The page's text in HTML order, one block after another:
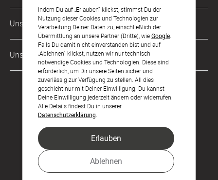
Indem Du auf „Erlauben“ klickst, stimmst Du der
Nutzung dieser Cookies und Technologien zur
Verarbeitung Deiner Daten zu, einschließlich der
Übermittlung an unsere Partner (Dritte), wieGoogle
Falls Du damit nicht einverstanden bist und auf
„Ablehnen“ klickst, nutzen wir nur technisch
notwendige Cookies und Technologien. Diese sind
erforderlich, um Dir unsere Seiten sicher und
zuverlässig zur Verfügung zu stellen. All dies
geschieht nur mit Deiner Einwilligung. Du kannst
Deine Einwilligung jederzeit ändern oder widerrufen.
Alle Details findest Du in unserer
Datenschutzerklärung
Ablehnen
Erlauben
AGB & Widerrufsrecht
Zahlung & Versand
Datenschutz
Barrierefreiheitserklärung
LLM's
Digitale Gästelisten
FAQ & Hilfe
Österreich
Schweiz
Frankreich
Unsere Zahlungsarten
Unsere Partner
Feier den Moment.